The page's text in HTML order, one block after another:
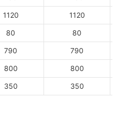
1120 1120
80 80
790 790
800 800
350 350